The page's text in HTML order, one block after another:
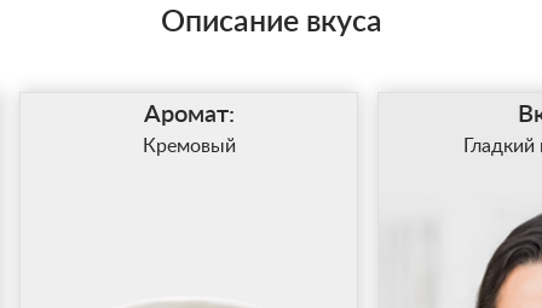
Описание вкуса
Аромат:
Кремовый